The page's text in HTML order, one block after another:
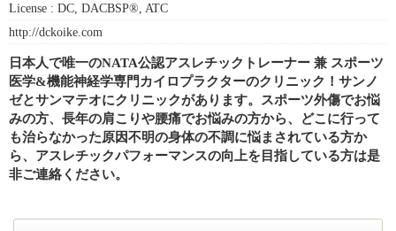
License : DC, DACBSP®, ATC
http://dckoike.com
日本人で唯一のNATA公認アスレチックトレーナー 兼 スポーツ
医学&機能神経学専門カイロプラクターのクリニック！サンノ
ゼとサンマテオにクリニックがあります。スポーツ外傷でお悩
みの方、長年の肩こりや腰痛でお悩みの方から、どこに行って
も治らなかった原因不明の身体の不調に悩まされている方か
ら、アスレチックパフォーマンスの向上を目指している方は是
非ご連絡ください。